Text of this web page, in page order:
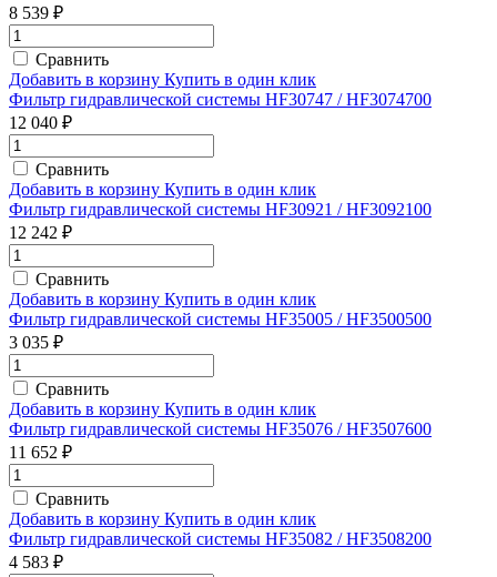
8 539 ₽
Сравнить
Добавить в корзину Купить в один клик
Фильтр гидравлической системы HF30747 / HF3074700
12 040 ₽
Сравнить
Добавить в корзину Купить в один клик
Фильтр гидравлической системы HF30921 / HF3092100
12 242 ₽
Сравнить
Добавить в корзину Купить в один клик
Фильтр гидравлической системы HF35005 / HF3500500
3 035 ₽
Сравнить
Добавить в корзину Купить в один клик
Фильтр гидравлической системы HF35076 / HF3507600
11 652 ₽
Сравнить
Добавить в корзину Купить в один клик
Фильтр гидравлической системы HF35082 / HF3508200
4 583 ₽